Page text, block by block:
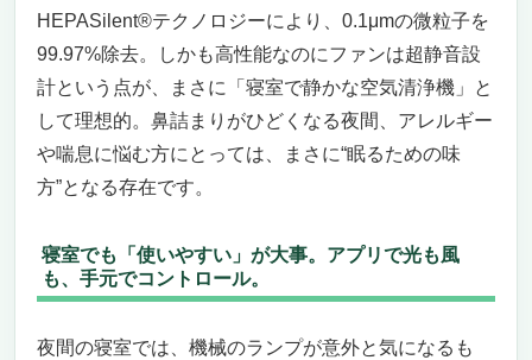
妙かも？
静けさ×清浄力×心地よさ。寝室という“最も
繊細な空間”にはDysonを。
ブルーエア ComfortPure 3-in-1 T20i
寝室で静かに、そして確実に空気をきれいに。
上質な眠りのための“音を消した”空気清浄機
音が気にならない空気清浄機を求めているあ
空気が静かに、でもしっかり動く。寝室にち
ょうどいい高性能
設計
HEPASilent®テクノロジーにより、0.1μmの微粒子を
99.97%除去。しかも高性能なのにファンは超静音設
計という点が、まさに「寝室で静かな空気清浄機」と
して理想的。鼻詰まりがひどくなる夜間、アレルギー
や喘息に悩む方にとっては、まさに“眠るための味
方”となる存在です。
寝室でも「使いやすい」が大事。アプリで光も風
も、手元でコントロール。
夜間の寝室では、機械のランプが意外と気になるも